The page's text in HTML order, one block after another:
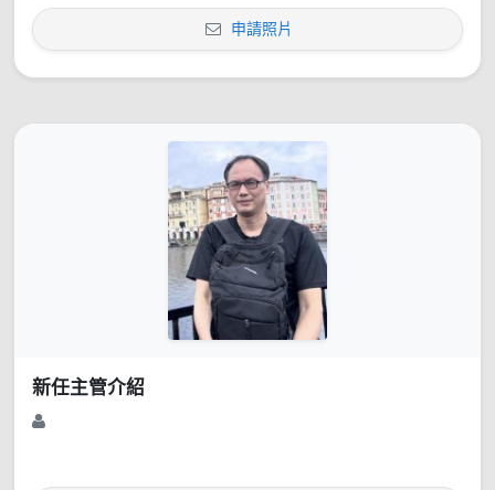
申請照片
新任主管介紹